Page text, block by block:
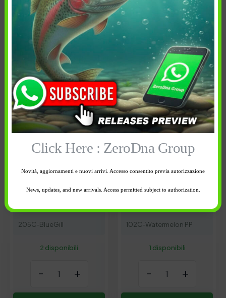
Colore:
205C-BlueGill
2 disponibili
- +
Colore:
102C-Watermelon PP
1 disponibili
- +
Click Here : ZeroDna Group
Novità, aggiornamenti e nuovi arrivi. Accesso consentito previa autorizzazione
News, updates, and new arrivals. Access permitted subject to authorization.